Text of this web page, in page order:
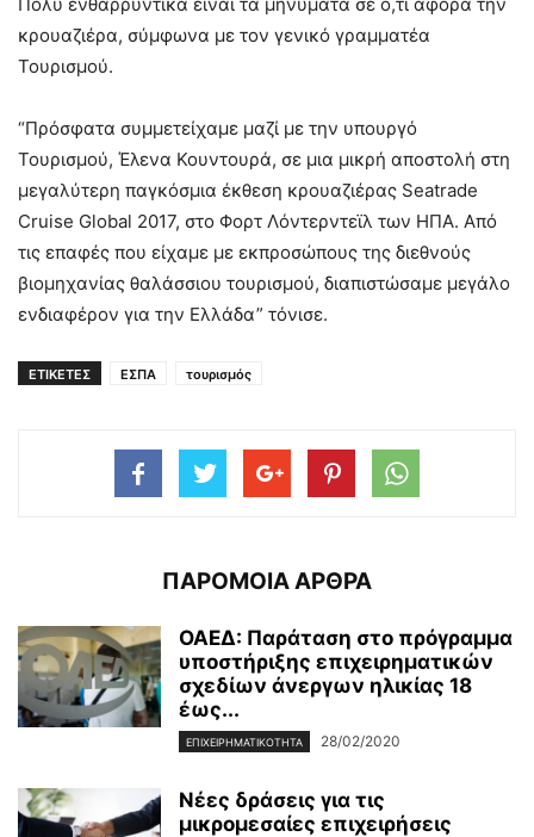
κρουαζιέρα, σύμφωνα με τον γενικό γραμματέα
Τουρισμού.
“Πρόσφατα συμμετείχαμε μαζί με την υπουργό
Τουρισμού, Έλενα Κουντουρά, σε μια μικρή αποστολή στη
μεγαλύτερη παγκόσμια έκθεση κρουαζιέρας Seatrade
Cruise Global 2017, στο Φορτ Λόντερντεϊλ των ΗΠΑ. Από
τις επαφές που είχαμε με εκπροσώπους της διεθνούς
βιομηχανίας θαλάσσιου τουρισμού, διαπιστώσαμε μεγάλο
ενδιαφέρον για την Ελλάδα” τόνισε.
ΕΤΙΚΕΤΕΣ ΕΣΠΑ τουρισμός
ΠΑΡΟΜΟΙΑ ΑΡΘΡΑ
ΟΑΕΔ: Παράταση στο πρόγραμμα
υποστήριξης επιχειρηματικών
σχεδίων άνεργων ηλικίας 18
έως...
ΕΠΙΧΕΙΡΗΜΑΤΙΚΌΤΗΤΑ 28/02/2020
Νέες δράσεις για τις
μικρομεσαίες επιχειρήσεις